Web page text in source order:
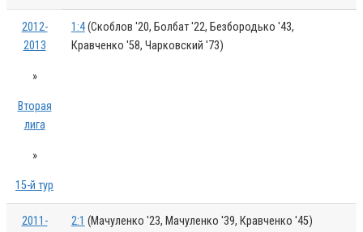
2012-
2013
»
Вторая
лига
»
15-й тур
1:4(Скоблов '20, Болбат '22, Безбородько '43,
Кравченко '58, Чарковский '73)
2011-
2:1 (Мачуленко '23, Мачуленко '39, Кравченко '45)